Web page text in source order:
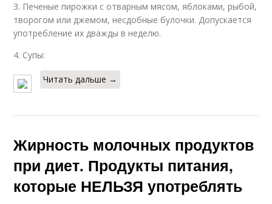
3. Печеные пирожки с отварным мясом, яблоками, рыбой,
творогом или джемом, несдобные булочки. Допускается
употребление их дважды в неделю.
4. Супы:
Читать дальше →
Жирность молочных продуктов
при диет. Продукты питания,
которые НЕЛЬЗЯ употреблять